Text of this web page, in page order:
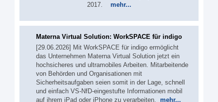
2017. mehr...
Materna Virtual Solution: WorkSPACE für indigo
[29.06.2026] Mit WorkSPACE für indigo ermöglicht
das Unternehmen Materna Virtual Solution jetzt ein
hochsicheres und ultramobiles Arbeiten. Mitarbeitende
von Behörden und Organisationen mit
Sicherheitsaufgaben seien somit in der Lage, schnell
und einfach VS-NfD-eingestufte Informationen mobil
auf ihrem iPad oder iPhone zu verarbeiten. mehr...